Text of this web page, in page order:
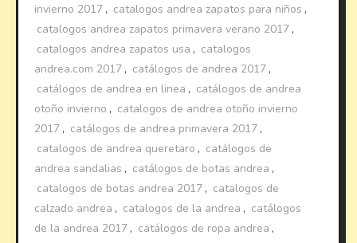
invierno 2017 , catalogos andrea zapatos para niños ,
catalogos andrea zapatos primavera verano 2017 ,
catalogos andrea zapatos usa , catalogos
andrea.com 2017 , catálogos de andrea 2017 ,
catálogos de andrea en linea , catálogos de andrea
otoño invierno , catalogos de andrea otoño invierno
2017 , catálogos de andrea primavera 2017 ,
catalogos de andrea queretaro , catálogos de
andrea sandalias , catálogos de botas andrea ,
catalogos de botas andrea 2017 , catalogos de
calzado andrea , catalogos de la andrea , catálogos
de la andrea 2017 , catálogos de ropa andrea ,